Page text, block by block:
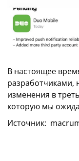
В настоящее
разработчиками,
изменения в
которую мы
Источник: